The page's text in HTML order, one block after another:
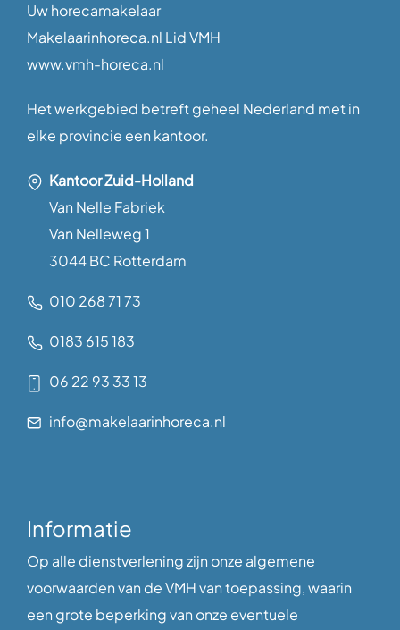
Uw horecamakelaar
Makelaarinhoreca.nl Lid VMH
www.vmh-horeca.nl
Het werkgebied betreft geheel Nederland met in
elke provincie een kantoor.
Kantoor Zuid-Holland
Van Nelle Fabriek
Van Nelleweg 1
3044 BC Rotterdam
010 268 71 73
0183 615 183
06 22 93 33 13
info@makelaarinhoreca.nl
Informatie
Op alle dienstverlening zijn onze algemene
voorwaarden van de VMH van toepassing, waarin
een grote beperking van onze eventuele